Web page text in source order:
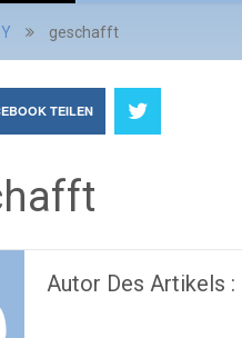
geschafft
TEILEN
Autor Des Artikels :